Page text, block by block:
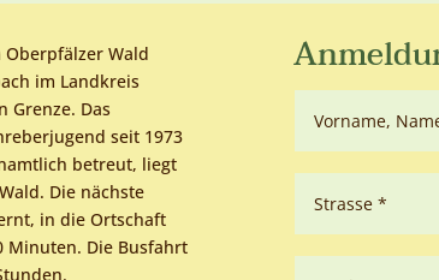
Wald
im Landkreis
Grenze. Das
seit 1973
betreut, liegt
Die nächste
in die Ortschaft
Minuten. Die Busfahrt